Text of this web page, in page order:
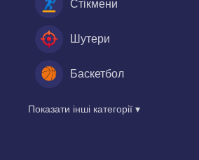
Стікмени
Шутери
Баскетбол
Показати інші категорії ▾